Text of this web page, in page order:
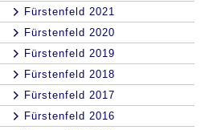
Fürstenfeld 2021
Fürstenfeld 2020
Fürstenfeld 2019
Fürstenfeld 2018
Fürstenfeld 2017
Fürstenfeld 2016